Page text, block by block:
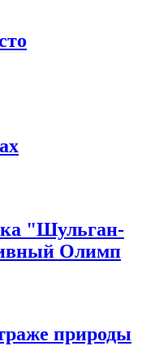
"Шульган-
Олимп
природы